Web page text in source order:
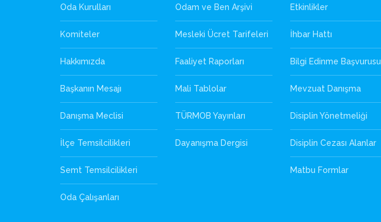
Oda Kurulları
Komiteler
Hakkımızda
Başkanın Mesajı
Danışma Meclisi
İlçe Temsilcilikleri
Semt Temsilcilikleri
Oda Çalışanları
Odam ve Ben Arşivi
Mesleki Ücret Tarifeleri
Faaliyet Raporları
Mali Tablolar
TÜRMOB Yayınları
Dayanışma Dergisi
Etkinlikler
İhbar Hattı
Bilgi Edinme Başvurusu
Mevzuat Danışma
Disiplin Yönetmeliği
Disiplin Cezası Alanlar
Matbu Formlar